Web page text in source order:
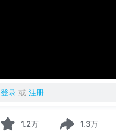
登录 或 注册
1.2万 1.3万